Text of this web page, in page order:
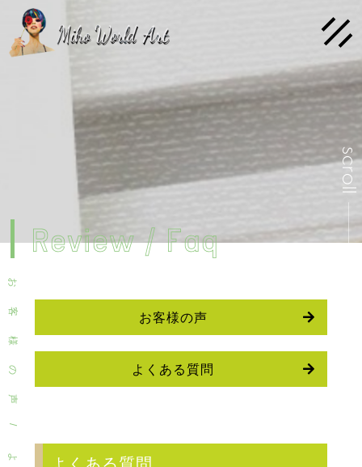
scroll
Review / Faq
お
客
様
の
声
/
お客様の声
よくある質問